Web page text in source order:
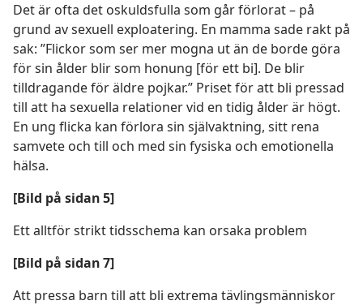
Det är ofta det oskuldsfulla som går förlorat – på
grund av sexuell exploatering. En mamma sade rakt på
sak: ”Flickor som ser mer mogna ut än de borde göra
för sin ålder blir som honung [för ett bi]. De blir
tilldragande för äldre pojkar.” Priset för att bli pressad
till att ha sexuella relationer vid en tidig ålder är högt.
En ung flicka kan förlora sin självaktning, sitt rena
samvete och till och med sin fysiska och emotionella
hälsa.
[Bild på sidan 5]
Ett alltför strikt tidsschema kan orsaka problem
[Bild på sidan 7]
Att pressa barn till att bli extrema tävlingsmänniskor